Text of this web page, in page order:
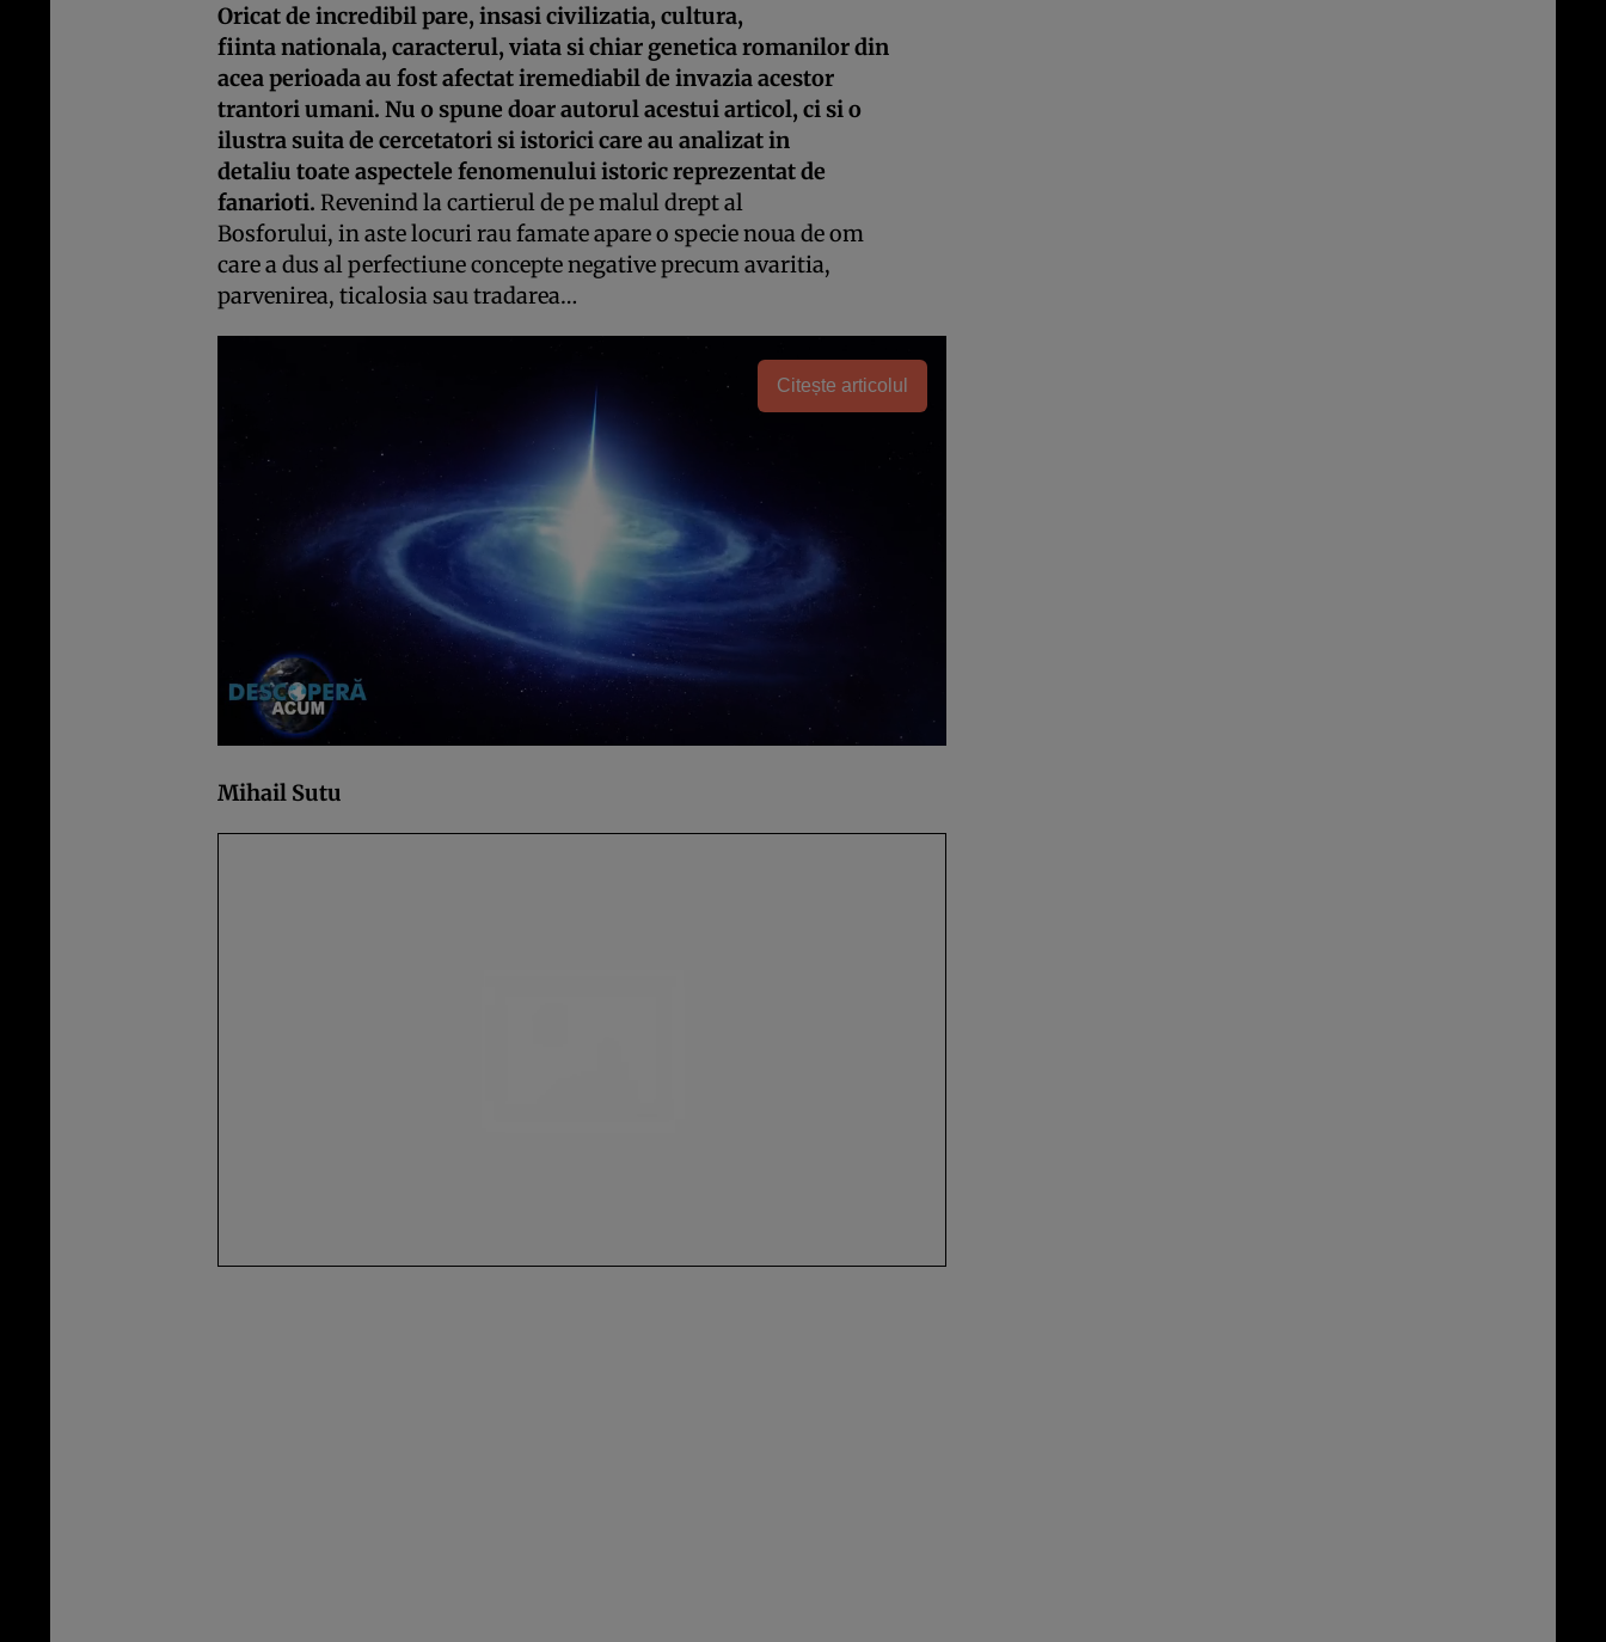
Oricat de incredibil pare, insasi civilizatia, cultura,
fiinta nationala, caracterul, viata si chiar genetica romanilor din
acea perioada au fost afectat iremediabil de invazia acestor
trantori umani. Nu o spune doar autorul acestui articol, ci si o
ilustra suita de cercetatori si istorici care au analizat in
detaliu toate aspectele fenomenului istoric reprezentat de
fanarioti. Revenind la cartierul de pe malul drept al
Bosforului, in aste locuri rau famate apare o specie noua de om
care a dus al perfectiune concepte negative precum avaritia,
parvenirea, ticalosia sau tradarea…
Citește articolul
Mihail Sutu